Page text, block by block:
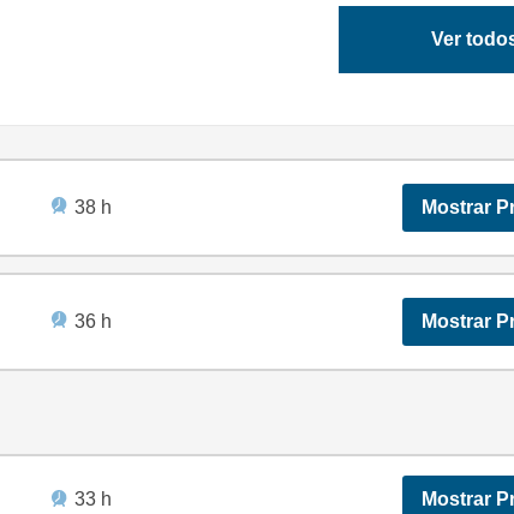
Ver
38 h Mostrar
36 h Mostrar
33 h Mostrar